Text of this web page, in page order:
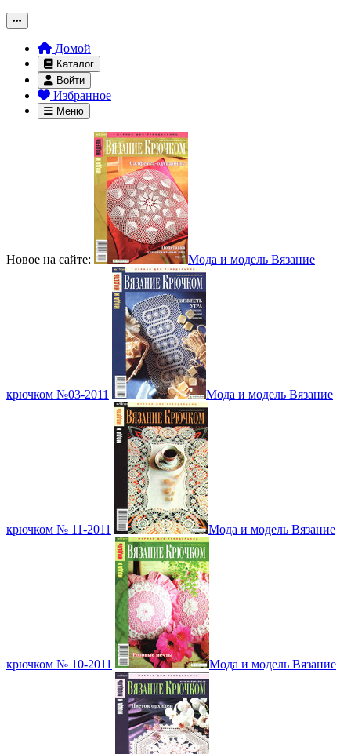
Домой
Каталог
Войти
Избранное
Меню
Новое на сайте: Мода и модель Вязание
крючком №03-2011 Мода и модель Вязание
крючком № 11-2011 Мода и модель Вязание
крючком № 10-2011 Мода и модель Вязание